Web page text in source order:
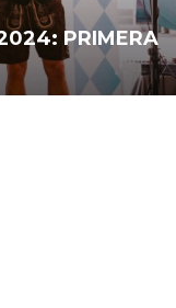
PRIMERA